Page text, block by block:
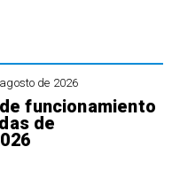
de 2026
funcionamiento
de